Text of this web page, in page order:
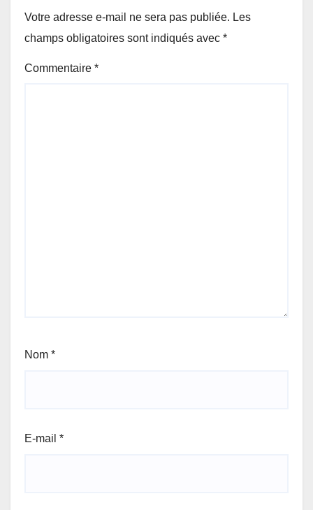
Votre adresse e-mail ne sera pas publiée. Les
champs obligatoires sont indiqués avec *
Commentaire *
Nom *
E-mail *